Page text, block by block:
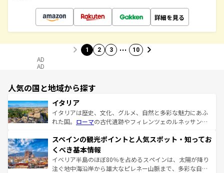
詳細を見る
1 2 3 … 10
AD
AD
人気の国と地域から探す
イタリア
イタリアは歴史、文化、グルメ、自然と多彩な魅力にあふ
れた国。 ローマの古代遺跡やフィレンツェのルネッサンス
ろん、トスカーナの美しい田園風景やアマルフィ海岸の絶
景など、自然景観も見逃せない。観光の合間には、本場の
ピザやパスタなど、絶品のイタリア料理を堪能することも
できる。朝目覚めてから夜眠るまで、すべての瞬間を楽し
スペインの観光ポイントと人気スポット・知ってお
くべき基本情報
イベリア半島のほぼ80％を占めるスペインは、太陽が降り
注ぐ地中海沿岸から雄大なピレネー山脈まで、多彩な自然